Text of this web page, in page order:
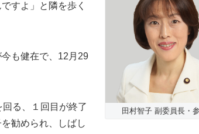
田村智子 副委員長・
すよ」と隣を歩く
も健在で、12月29
る、１回目が終了
勧められ、しばし